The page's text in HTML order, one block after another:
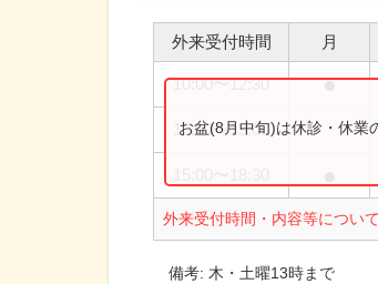
外来受付時間 月
10:00〜12:30 ●
10:00〜13:00
外来受付時間・内容等につい
お盆(8月中旬)は休診・休業
備考: 木・土曜13時まで